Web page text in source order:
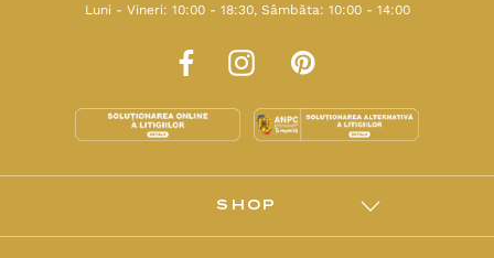
Luni - Vineri: 10:00 - 18:30, Sâmbăta: 10:00 - 14:00
SHOP